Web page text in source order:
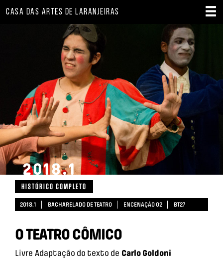
CASA DAS ARTES DE LARANJEIRAS
2018.1
HISTÓRICO COMPLETO
2018.1 BACHARELADO DE TEATRO ENCENAÇÃO 02 BT27
O TEATRO CÔMICO
Livre Adaptação do texto de Carlo Goldoni